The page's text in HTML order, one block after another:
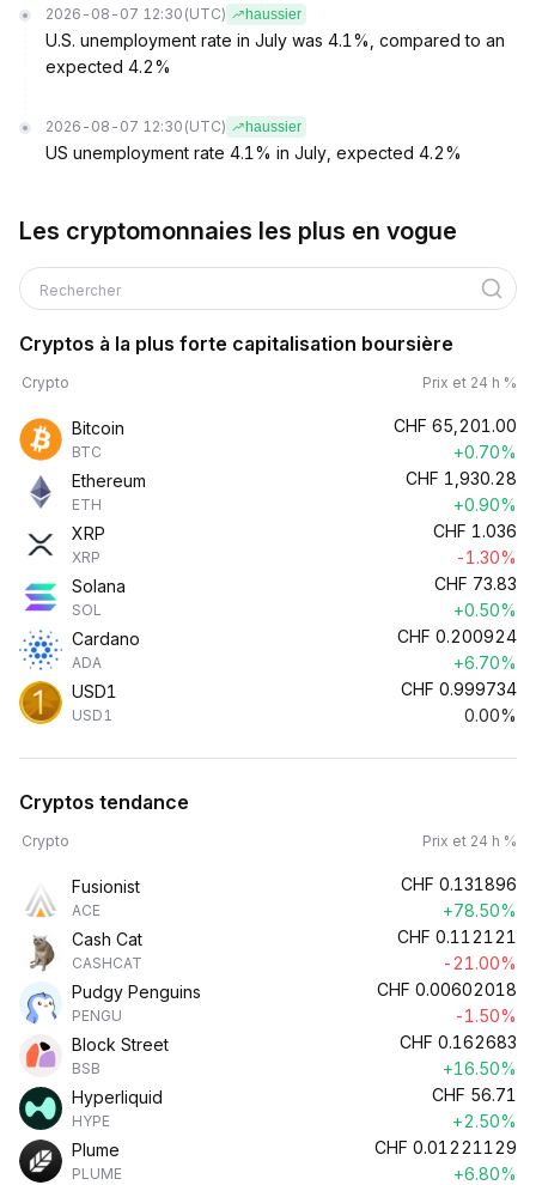
2026-08-07 12:30 (UTC) haussier
U.S. unemployment rate in July was 4.1%, compared to an
expected 4.2%
2026-08-07 12:30 (UTC) haussier
US unemployment rate 4.1% in July, expected 4.2%
Les cryptomonnaies les plus en vogue
Rechercher
Cryptos à la plus forte capitalisation boursière
Crypto Prix et 24 h %
Bitcoin
BTC
CHF 65,201.00
+0.70%
Ethereum
ETH
CHF 1,930.28
+0.90%
XRP
XRP
CHF 1.036
-1.30%
Solana
SOL
CHF 73.83
+0.50%
Cardano
ADA
CHF 0.200924
+6.70%
USD1
USD1
CHF 0.999734
0.00%
Cryptos tendance
Crypto Prix et 24 h %
Fusionist
ACE
CHF 0.131896
+78.50%
Cash Cat
CASHCAT
CHF 0.112121
-21.00%
Pudgy Penguins
PENGU
CHF 0.00602018
-1.50%
Block Street
BSB
CHF 0.162683
+16.50%
Hyperliquid
HYPE
CHF 56.71
+2.50%
Plume
PLUME
CHF 0.01221129
+6.80%